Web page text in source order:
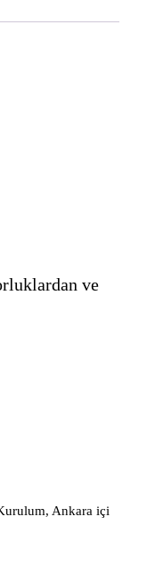
ve
Ankara içi